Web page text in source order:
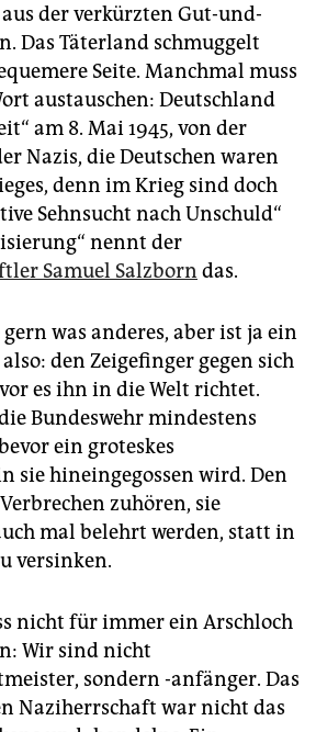
der verkürzten Gut-und-
Das Täterland schmuggelt
Seite. Manchmal muss
austauschen: Deutschland
am 8. Mai 1945, von der
Nazis, die Deutschen waren
denn im Krieg sind doch
Sehnsucht nach Unschuld“
nennt der
Samuel Salzborn das.
was anderes, aber ist ja ein
den Zeigefinger gegen sich
es ihn in die Welt richtet.
Bundeswehr mindestens
ein groteskes
sie hineingegossen wird. Den
zuhören, sie
mal belehrt werden, statt in
versinken.
nicht für immer ein Arschloch
Wir sind nicht
sondern -anfänger. Das
Naziherrschaft war nicht das